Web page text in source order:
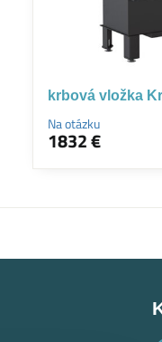
krbová vložka
Na otázku
1832 €